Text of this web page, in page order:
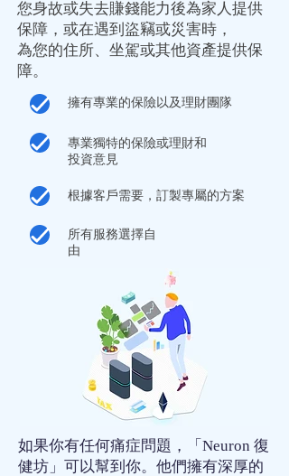
您身故或失去賺錢能力後為家人提供
保障 ，或在遇到盜竊或災害時，
為您的住所、坐駕或其他資產提供保
障。
擁有專業的保險以及理財團隊
專業獨特的保險或理財和
投資意見
根據客戶需要，訂製專屬的方案
所有服務選擇自
由
如果你有任何痛症問題，「Neuron 復
健坊」可以幫到你。他們擁有深厚的